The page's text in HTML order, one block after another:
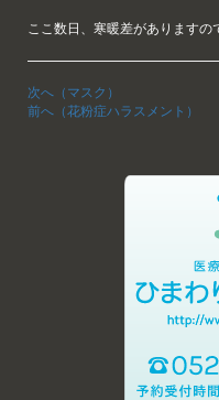
ここ数日、寒暖差がありますの
次へ（マスク）
前へ（花粉症ハラスメント）